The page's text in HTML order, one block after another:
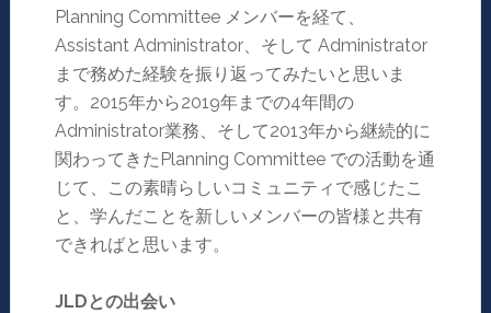
Planning Committee メンバーを経て、
Assistant Administrator、そして Administrator
まで務めた経験を振り返ってみたいと思いま
す。2015年から2019年までの4年間の
Administrator業務、そして2013年から継続的に
関わってきたPlanning Committee での活動を通
じて、この素晴らしいコミュニティで感じたこ
と、学んだことを新しいメンバーの皆様と共有
できればと思います。
JLDとの出会い